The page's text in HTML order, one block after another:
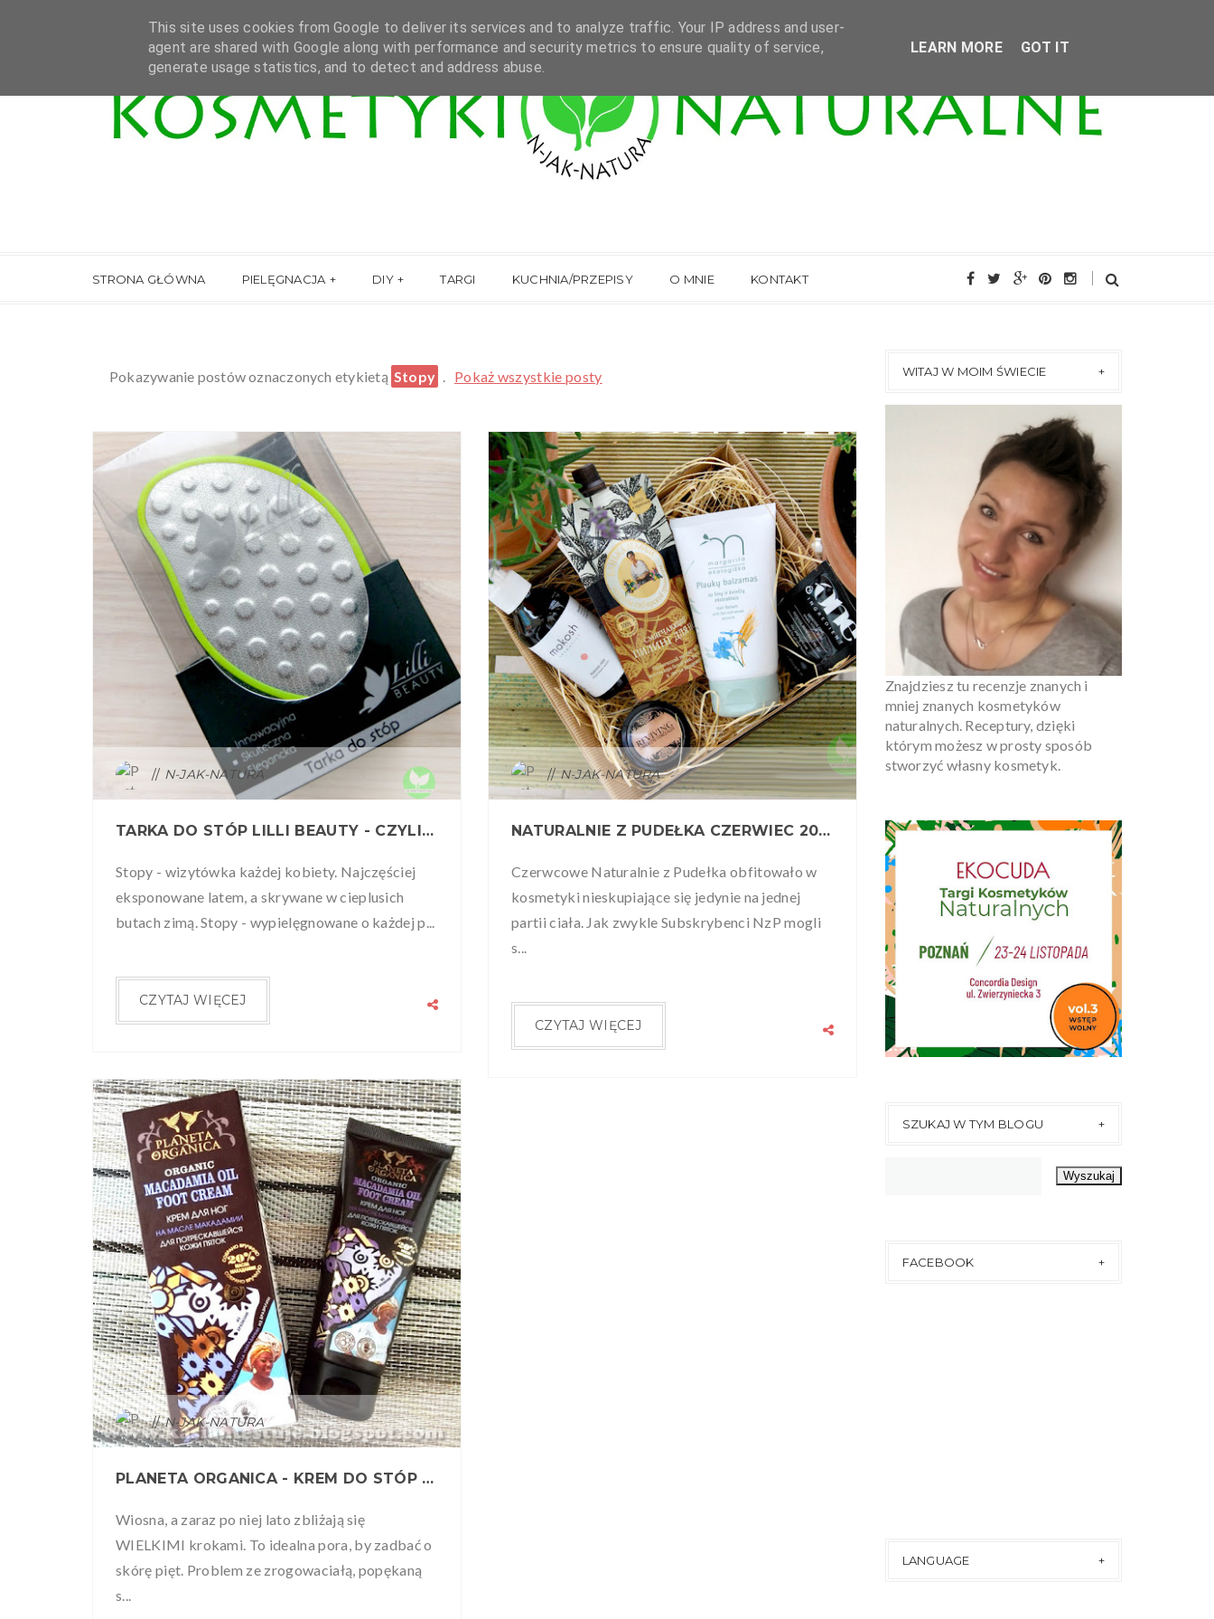
STRONA GŁÓWNA PIELĘGNACJA DIY TARGI KUCHNIA/PRZEPISY O MNIE KONTAKT
Pokazywanie postów oznaczonych etykietą Stopy . Pokaż wszystkie posty
2016
OCT 25
4
N-JAK-NATURA
TARKA DO STÓP LILLI BEAUTY - CZYLI JAK MAŁYM NAKŁADEM PRACY POZBYĆ SIĘ SZORSTKICH PIĘT
Stopy - wizytówka każdej kobiety. Najczęściej
eksponowane latem, a skrywane w cieplusich
butach zimą. Stopy - wypielęgnowane o każdej p...
CZYTAJ WIĘCEJ
N-JAK-NATURA
NATURALNIE Z PUDEŁKA CZERWIEC 2016 - PODSUMOWANIE ZAWARTOŚCI PUDEŁKA
Czerwcowe Naturalnie z Pudełka obfitowało w
kosmetyki nieskupiające się jedynie na jednej
partii ciała. Jak zwykle Subskrybenci NzP mogli
s...
CZYTAJ WIĘCEJ
N-JAK-NATURA
PLANETA ORGANICA - KREM DO STÓP MACADAMIA. KURACJA DLA POPĘKANYCH PIĘT, CZYLI KRÓTKI I BURZLIWY ROMANS
Wiosna, a zaraz po niej lato zbliżają się
WIELKIMI krokami. To idealna pora, by zadbać o
skórę pięt. Problem ze zrogowaciałą, popękaną
s...
WITAJ W MOIM ŚWIECIE
Znajdziesz tu recenzje znanych i
mniej znanych kosmetyków
naturalnych. Receptury, dzięki
którym możesz w prosty sposób
stworzyć własny kosmetyk.
SZUKAJ W TYM BLOGU
FACEBOOK
LANGUAGE
This site uses cookies from Google to deliver its services and to analyze traffic. Your IP address and user-
agent are shared with Google along with performance and security metrics to ensure quality of service,
generate usage statistics, and to detect and address abuse.
LEARN MORE GOT IT